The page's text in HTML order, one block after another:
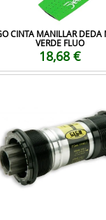
CINTA MANILLAR DEDA
VERDE FLUO
18,68 €